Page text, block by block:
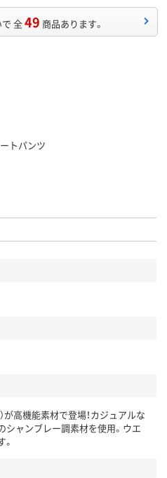
で 全49 商品あります。
トパンツ
が高機能素材で登場！カジュアルな
シャンブレー調素材を使用。ウエ